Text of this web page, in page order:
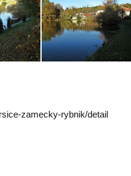
zamecky-rybnik/detail